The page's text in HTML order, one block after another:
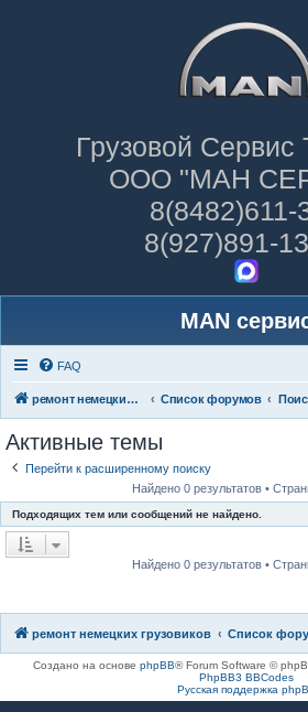
Грузовой Сервис
ООО "МАН
8(8482)611-
8(927)891-
MAN
FAQ
ремонт немецких грузовиков Список форумов
Активные темы
Перейти к расширенному поиску
Найдено 0 результатов •
Подходящих тем или сообщений не найдено.
Найдено 0 результатов •
ремонт немецких грузовиков Список
Создано на основе phpBB® Forum Software ©
PhpBB3 BBCodes
Русская поддержка